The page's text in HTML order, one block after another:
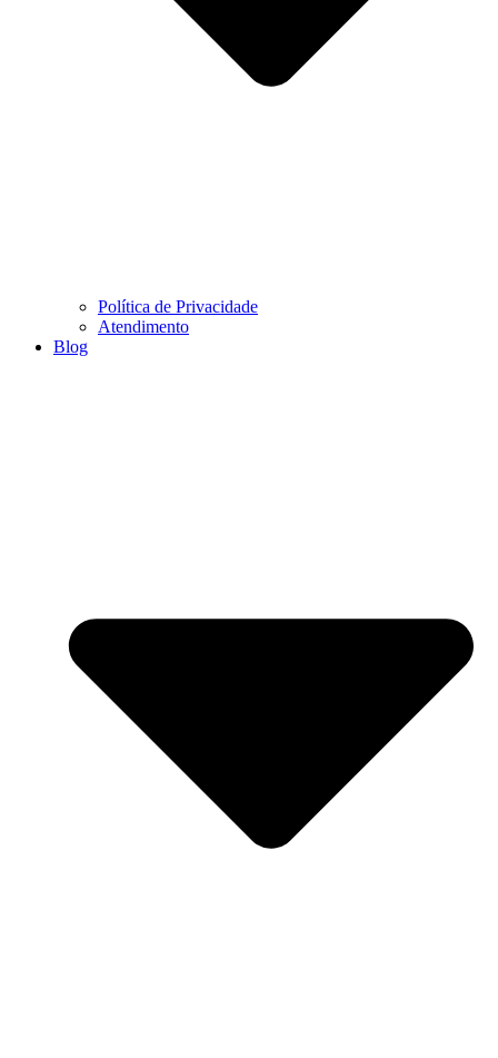
Política de Privacidade
Atendimento
Blog